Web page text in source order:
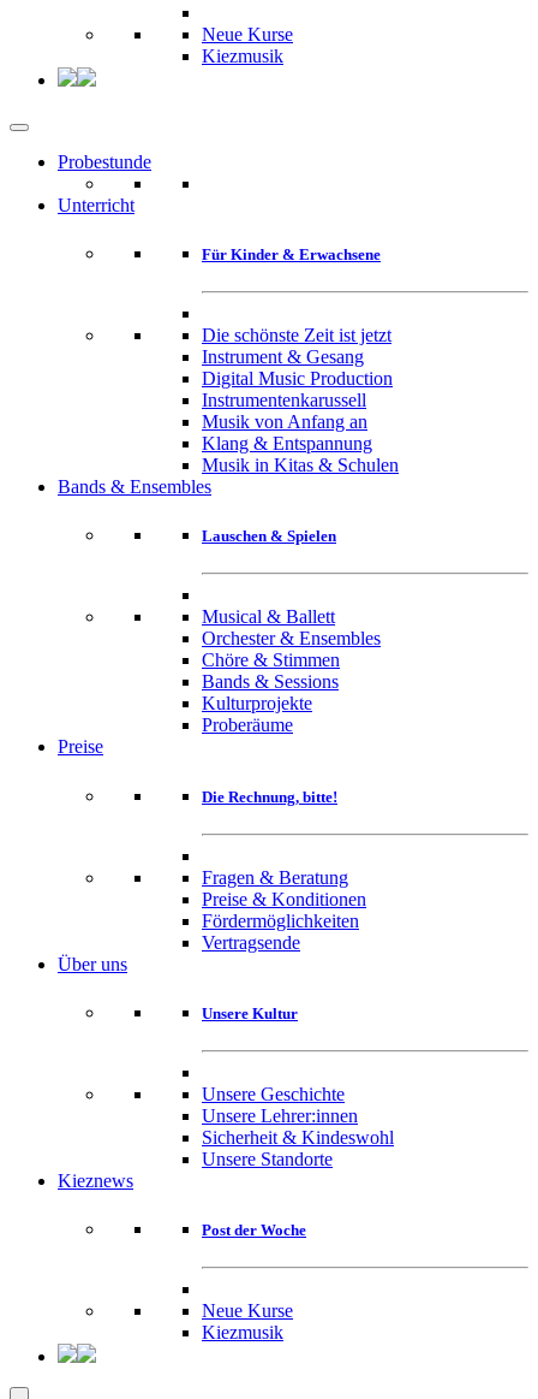
Neue Kurse
Kiezmusik
Probestunde
Unterricht
Für Kinder & Erwachsene
Die schönste Zeit ist jetzt
Instrument & Gesang
Digital Music Production
Instrumentenkarussell
Musik von Anfang an
Klang & Entspannung
Musik in Kitas & Schulen
Bands & Ensembles
Lauschen & Spielen
Musical & Ballett
Orchester & Ensembles
Chöre & Stimmen
Bands & Sessions
Kulturprojekte
Proberäume
Preise
Die Rechnung, bitte!
Fragen & Beratung
Preise & Konditionen
Fördermöglichkeiten
Vertragsende
Über uns
Unsere Kultur
Unsere Geschichte
Unsere Lehrer:innen
Sicherheit & Kindeswohl
Unsere Standorte
Kieznews
Post der Woche
Neue Kurse
Kiezmusik